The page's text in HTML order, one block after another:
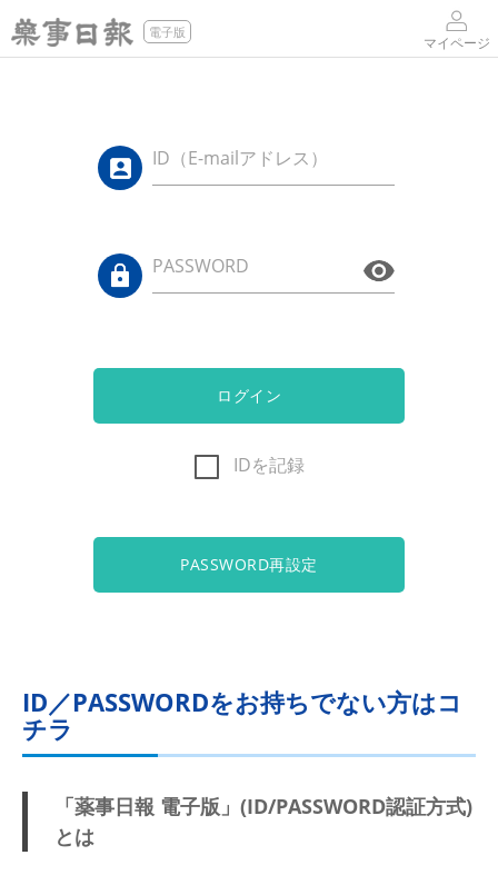
電子版
マイページ
ID（E-mailアドレス）
PASSWORD
ログイン
IDを記録
PASSWORD再設定
ID／PASSWORDをお持ちでない方はコ
チラ
「薬事日報 電子版」(ID/PASSWORD認証方式)
とは